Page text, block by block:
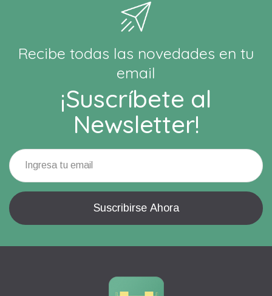
Recibe todas las novedades en tu
email
¡Suscríbete al
Newsletter!